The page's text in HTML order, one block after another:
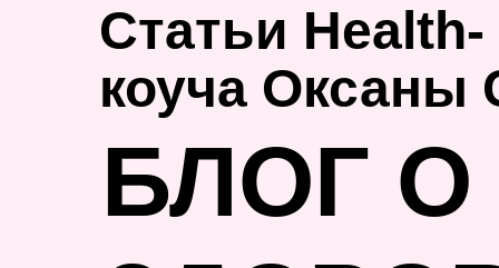
БЛОГ О
Статьи Health-
коуча Оксаны